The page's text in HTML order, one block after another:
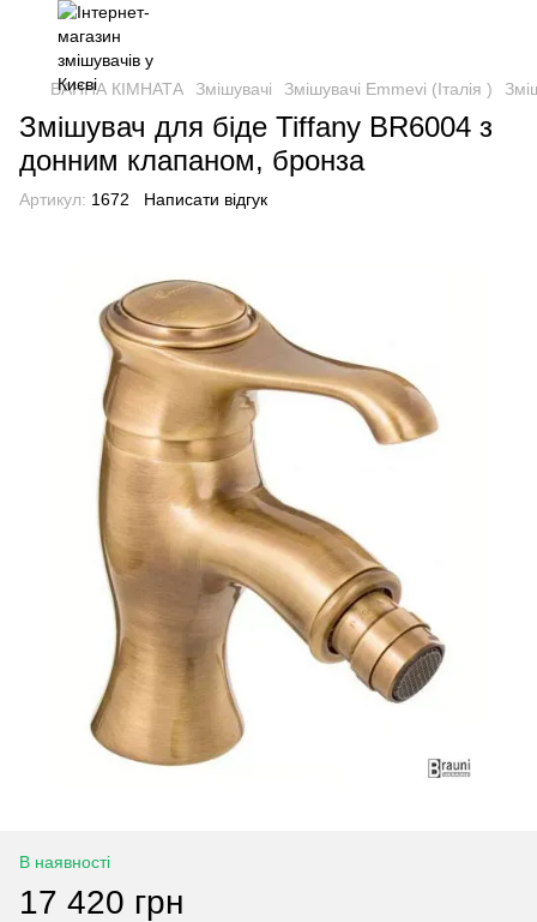
ВАННА КІМНАТА Змішувачі Змішувачі Emmevi (Італія )
Змішувач для біде Tiffany BR6004 з
донним клапаном, бронза
Артикул: 1672 Написати відгук
В наявності
17 420 грн